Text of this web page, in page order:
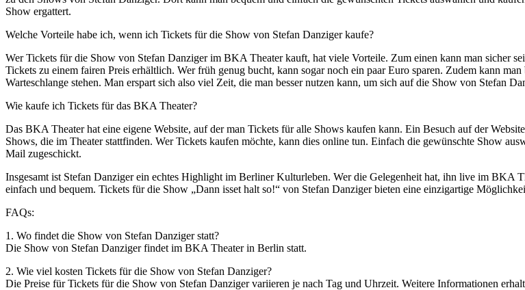
Show ergattert.
Welche Vorteile habe ich, wenn ich Tickets für die Show von Stefan Danziger kaufe?
Wer Tickets für die Show von Stefan Danziger im BKA Theater kauft, hat viele Vorteile. Zum einen kann man sicher
Tickets zu einem fairen Preis erhältlich. Wer früh genug bucht, kann sogar noch ein paar Euro sparen. Zudem kann
Warteschlange stehen. Man erspart sich also viel Zeit, die man besser nutzen kann, um sich auf die Show von Stefan
Wie kaufe ich Tickets für das BKA Theater?
Das BKA Theater hat eine eigene Website, auf der man Tickets für alle Shows kaufen kann. Ein Besuch auf der
Shows, die im Theater stattfinden. Wer Tickets kaufen möchte, kann dies online tun. Einfach die gewünschte Show
Mail zugeschickt.
Insgesamt ist Stefan Danziger ein echtes Highlight im Berliner Kulturleben. Wer die Gelegenheit hat, ihn live im BKA
einfach und bequem. Tickets für die Show „Dann isset halt so!“ von Stefan Danziger bieten eine einzigartige
FAQs:
1. Wo findet die Show von Stefan Danziger statt?
Die Show von Stefan Danziger findet im BKA Theater in Berlin statt.
2. Wie viel kosten Tickets für die Show von Stefan Danziger?
Die Preise für Tickets für die Show von Stefan Danziger variieren je nach Tag und Uhrzeit. Weitere Informationen